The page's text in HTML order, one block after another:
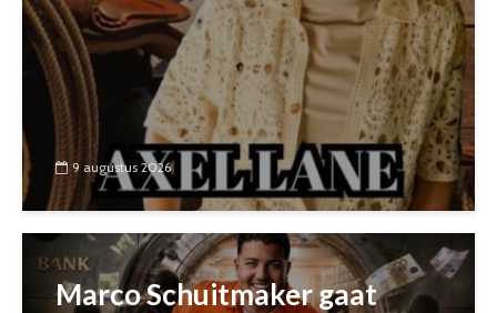
9 augustus 2026
Marco Schuitmaker gaat